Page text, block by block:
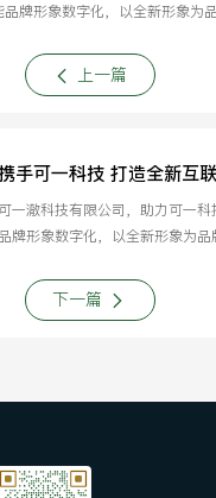
牌形象数字化，以全新形象为
上一篇
手可一科技 打造全新互
一澈科技有限公司，助力可一
牌形象数字化，以全新形象为品
下一篇